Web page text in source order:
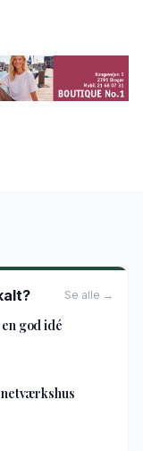
Se alle →
god idé